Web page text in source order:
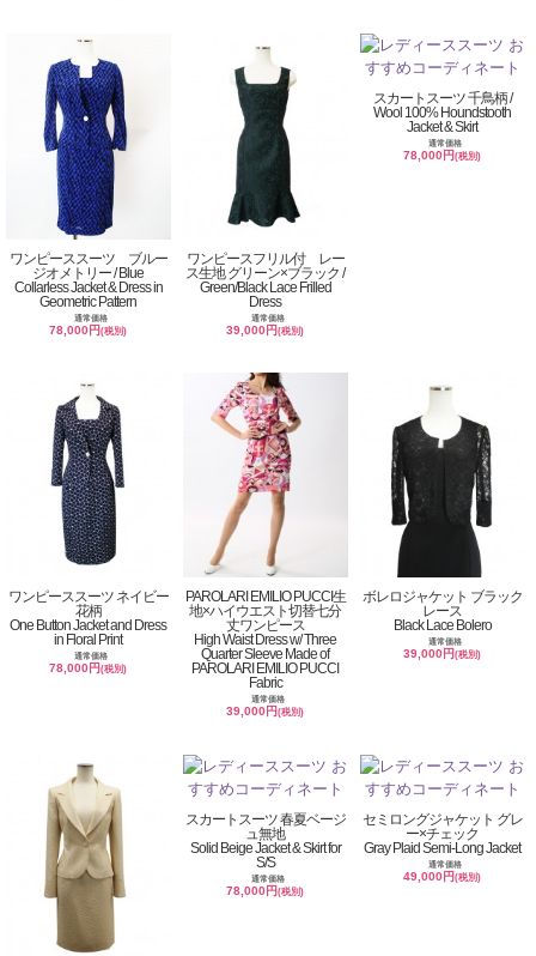
ワンピーススーツ ブルー
ジオメトリー / Blue
Collarless Jacket & Dress in
Geometric Pattern
通常価格
78,000円(税別)
ワンピースフリル付 レー
ス生地 グリーン×ブラック /
Green/Black Lace Frilled
Dress
通常価格
39,000円(税別)
スカートスーツ 千鳥柄 /
Wool 100% Houndstooth
Jacket & Skirt
通常価格
78,000円(税別)
ワンピーススーツ ネイビー
花柄
One Button Jacket and Dress
in Floral Print
通常価格
78,000円(税別)
PAROLARI EMILIO PUCCI生
地×ハイウエスト切替七分
丈ワンピース
High Waist Dress w/ Three
Quarter Sleeve Made of
PAROLARI EMILIO PUCCI
Fabric
通常価格
39,000円(税別)
ボレロジャケット ブラック
レース
Black Lace Bolero
通常価格
39,000円(税別)
スカートスーツ 春夏ベージ
ュ無地
Solid Beige Jacket & Skirt for
S/S
通常価格
78,000円(税別)
セミロングジャケット グレ
ー×チェック
Gray Plaid Semi-Long Jacket
通常価格
49,000円(税別)